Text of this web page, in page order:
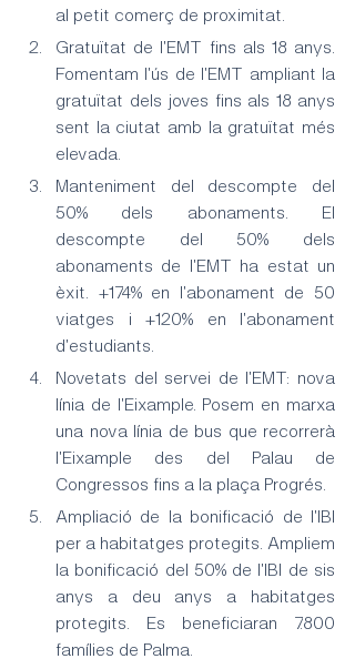
al petit comerç de proximitat.
Gratuïtat de l'EMT fins als 18 anys.
Fomentam l'ús de l'EMT ampliant la
gratuïtat dels joves fins als 18 anys
sent la ciutat amb la gratuïtat més
elevada.
Manteniment del descompte del
50% dels abonaments. El
descompte del 50% dels
abonaments de l'EMT ha estat un
èxit. +174% en l'abonament de 50
viatges i +120% en l'abonament
d'estudiants.
Novetats del servei de l'EMT: nova
línia de l'Eixample. Posem en marxa
una nova línia de bus que recorrerà
l'Eixample des del Palau de
Congressos fins a la plaça Progrés.
Ampliació de la bonificació de l'IBI
per a habitatges protegits. Ampliem
la bonificació del 50% de l'IBI de sis
anys a deu anys a habitatges
protegits. Es beneficiaran 7.800
famílies de Palma.